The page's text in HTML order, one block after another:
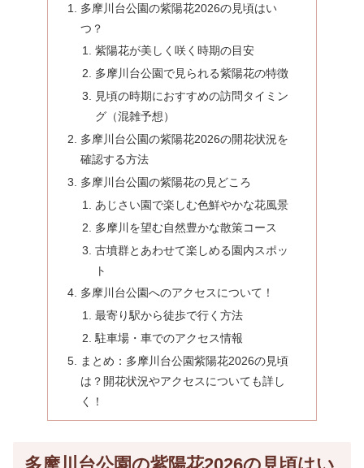
多摩川台公園の紫陽花2026の見頃はい
つ？
紫陽花が美しく咲く時期の目安
多摩川台公園で見られる紫陽花の特徴
見頃の時期におすすめの訪問タイミン
グ（混雑予想）
多摩川台公園の紫陽花2026の開花状況を
確認する方法
多摩川台公園の紫陽花の見どころ
あじさい園で楽しむ色鮮やかな花風景
多摩川を望む自然豊かな散策コース
古墳群とあわせて楽しめる園内スポッ
ト
多摩川台公園へのアクセスについて！
最寄り駅から徒歩で行く方法
駐車場・車でのアクセス情報
まとめ：多摩川台公園紫陽花2026の見頃
は？開花状況やアクセスについても詳し
く！